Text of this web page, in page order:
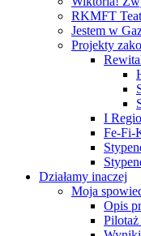
RKMFT
Jestem w
Projekty
I
Fe-Fi-
Działamy inaczej
Moja
Opis